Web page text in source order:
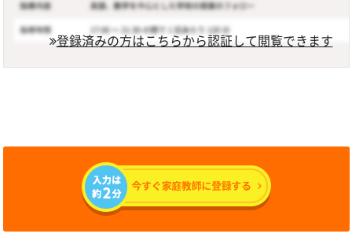
登録済みの方はこちらから認証して閲覧できます